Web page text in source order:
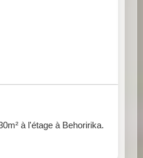
à l'étage à Behoririka.